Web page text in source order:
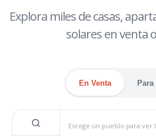
Explora miles de casas,
solares en venta
En Venta
Escoge un pueblo para ver